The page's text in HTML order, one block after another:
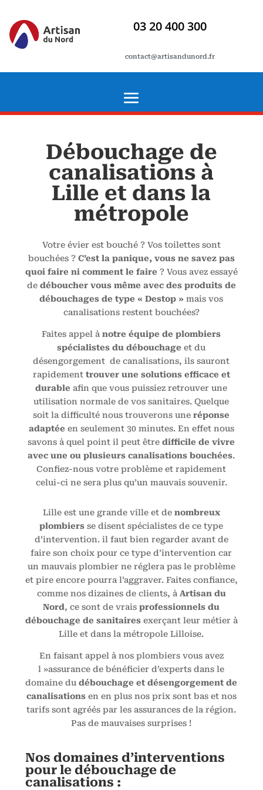
03 20 400 300
contact@artisandunord.fr
Débouchage de
canalisations à
Lille et dans la
métropole
Votre évier est bouché ? Vos toilettes sont
bouchées ? C’est la panique, vous ne savez pas
quoi faire ni comment le faire ? Vous avez essayé
de déboucher vous même avec des produits de
débouchages de type « Destop » mais vos
canalisations restent bouchées?
Faites appel à notre équipe de plombiers
spécialistes du débouchage et du
désengorgement de canalisations, ils sauront
rapidement trouver une solutions efficace et
durable afin que vous puissiez retrouver une
utilisation normale de vos sanitaires. Quelque
soit la difficulté nous trouverons une réponse
adaptée en seulement 30 minutes. En effet nous
savons à quel point il peut être difficile de vivre
avec une ou plusieurs canalisations bouchées.
Confiez-nous votre problème et rapidement
celui-ci ne sera plus qu’un mauvais souvenir.
Lille est une grande ville et de nombreux
plombiers se disent spécialistes de ce type
d’intervention. il faut bien regarder avant de
faire son choix pour ce type d’intervention car
un mauvais plombier ne réglera pas le problème
et pire encore pourra l’aggraver. Faites confiance,
comme nos dizaines de clients, à Artisan du
Nord, ce sont de vrais professionnels du
débouchage de sanitaires exerçant leur métier à
Lille et dans la métropole Lilloise.
En faisant appel à nos plombiers vous avez
l »assurance de bénéficier d’experts dans le
domaine du débouchage et désengorgement de
canalisations en en plus nos prix sont bas et nos
tarifs sont agréés par les assurances de la région.
Pas de mauvaises surprises !
Nos domaines d’interventions
pour le débouchage de
canalisations :